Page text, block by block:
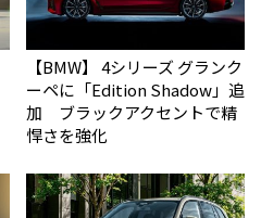
【BMW】 4シリーズ グランク
ーペに「Edition Shadow」追
加 ブラックアクセントで精
悍さを強化